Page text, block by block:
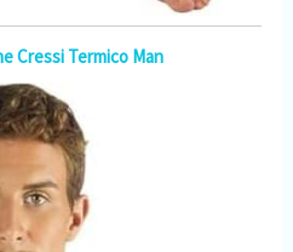
Cressi Termico Man